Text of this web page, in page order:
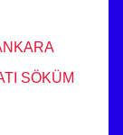
SÖKÜM